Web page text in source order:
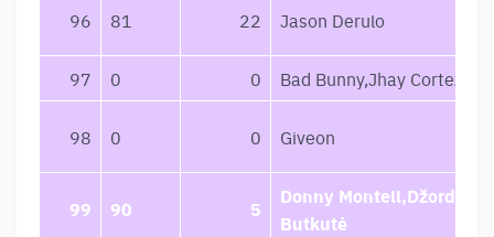
96 81 22 Jason Derulo
97 0 0 Bad Bunny,Jhay Cortez
98 0 0 Giveon
99 90 5
Donny Montell,Džordana
Butkutė